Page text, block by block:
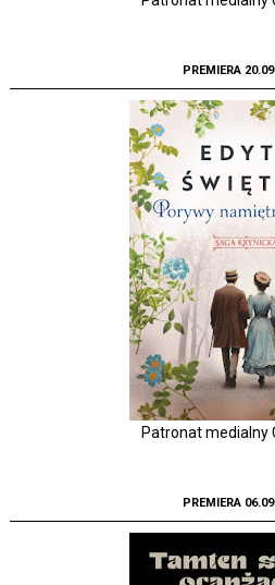
PREMIERA
Patronat medialny
PREMIERA